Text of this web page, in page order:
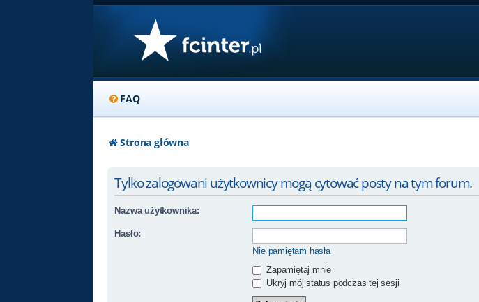
FAQ
Strona główna
Tylko zalogowani użytkownicy mogą cytować posty na tym forum.
Nazwa użytkownika:
Hasło:
Nie pamiętam hasła
Zapamiętaj mnie
Ukryj mój status podczas tej sesji